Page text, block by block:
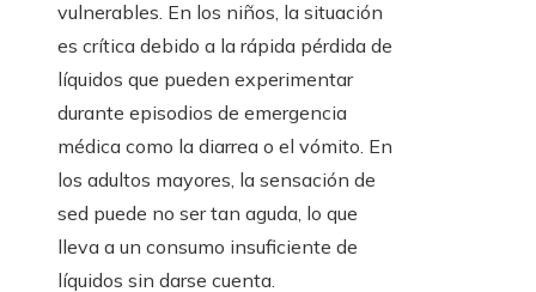
vulnerables. En los niños, la situación
es crítica debido a la rápida pérdida de
líquidos que pueden experimentar
durante episodios de emergencia
médica como la diarrea o el vómito. En
los adultos mayores, la sensación de
sed puede no ser tan aguda, lo que
lleva a un consumo insuficiente de
líquidos sin darse cuenta.